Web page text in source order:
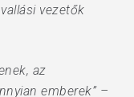
vezetők
az
emberek” –